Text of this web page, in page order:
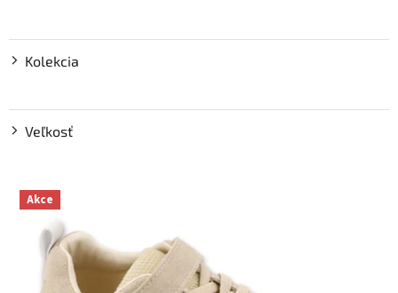
Kolekcia
Veľkosť
Akce